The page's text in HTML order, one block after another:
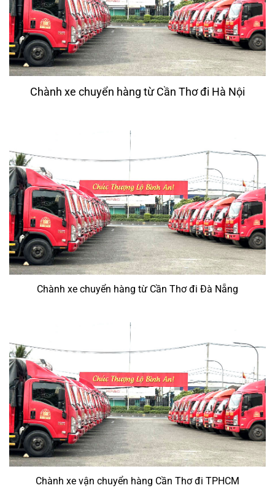
Chành xe chuyển hàng từ Cần Thơ đi Hà Nội
Chành xe chuyển hàng từ Cần Thơ đi Đà Nẵng
Chành xe vận chuyển hàng Cần Thơ đi TPHCM